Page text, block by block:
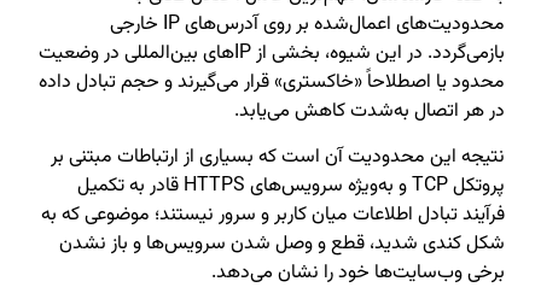
محدودیت‌های اعمال‌شده بر روی آدرس‌های IP خارجی
بازمی‌گردد. در این شیوه، بخشی از IPهای بین‌المللی در وضعیت
محدود یا اصطلاحاً «خاکستری» قرار می‌گیرند و حجم تبادل داده
در هر اتصال به‌شدت کاهش می‌یابد.
نتیجه این محدودیت آن است که بسیاری از ارتباطات مبتنی بر
پروتکل TCP و به‌ویژه سرویس‌های HTTPS قادر به تکمیل
فرآیند تبادل اطلاعات میان کاربر و سرور نیستند؛ موضوعی که به
شکل کندی شدید، قطع و وصل شدن سرویس‌ها و باز نشدن
برخی وب‌سایت‌ها خود را نشان می‌دهد.